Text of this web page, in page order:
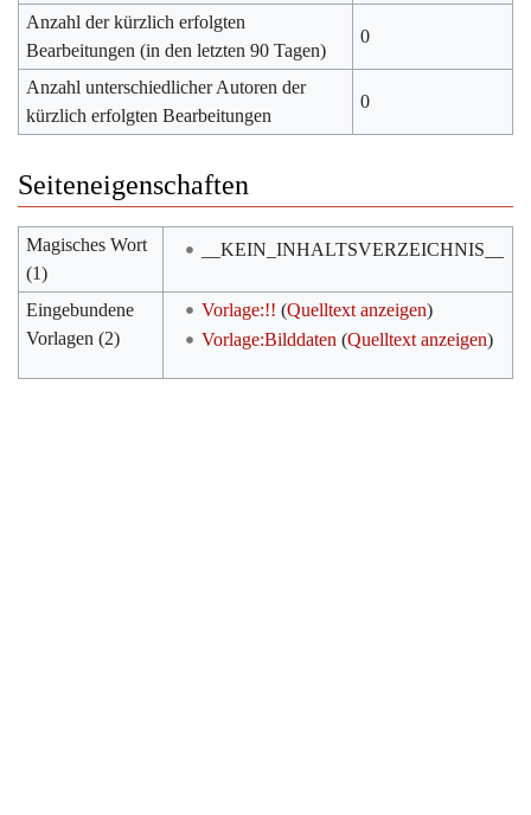
Anzahl der kürzlich erfolgten
Bearbeitungen (in den letzten 90 Tagen)
0
Anzahl unterschiedlicher Autoren der
kürzlich erfolgten Bearbeitungen
0
Seiteneigenschaften
Magisches Wort
(1)
__KEIN_INHALTSVERZEICHNIS__
Eingebundene
Vorlagen (2)
Vorlage:!! (Quelltext anzeigen)
Vorlage:Bilddaten (Quelltext anzeigen)